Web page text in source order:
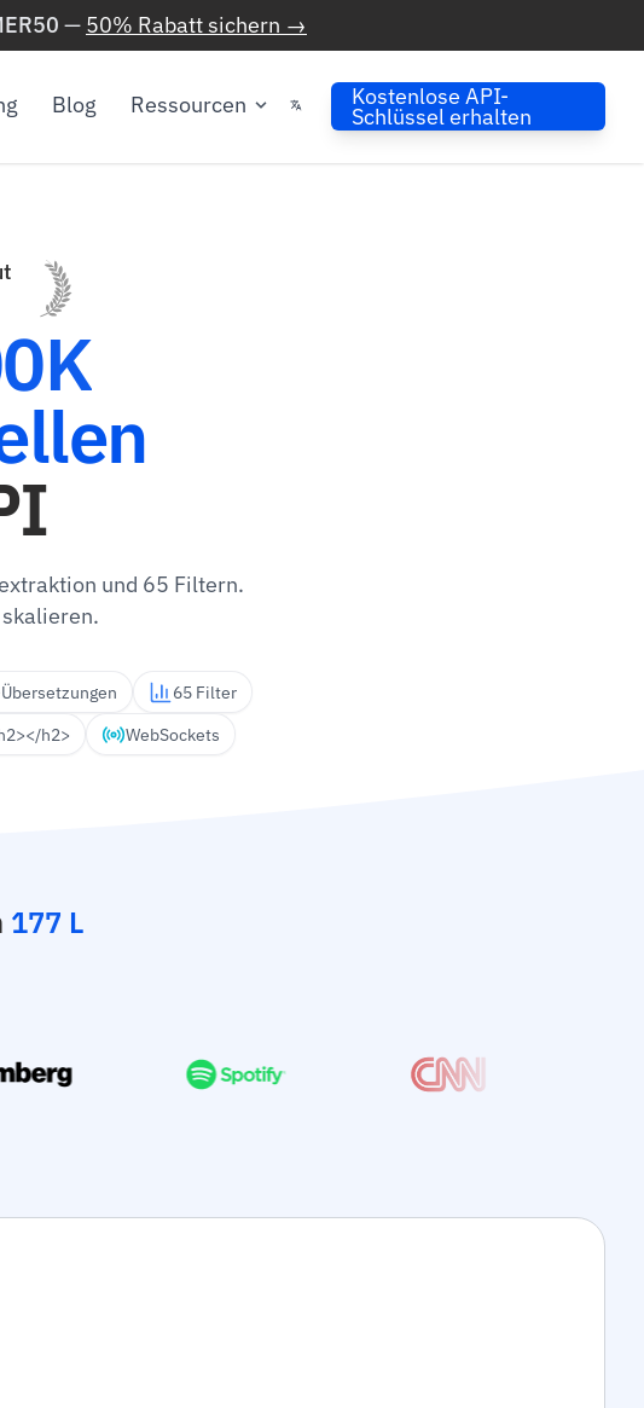
— 50% Rabatt sichern →
Blog Ressourcen Kostenlose API-
Schlüssel erhalten
und 65 Filtern.
65 Filter
h2> WebSockets
177 L